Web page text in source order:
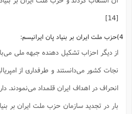
4)حزب ملت ایران بر بنیاد پان ایرانیسم:
از دیگر احزاب تشکیل دهنده جبهه ملی
نجات کشور می‌دانستند و طرفداری از
انحراف در اهداف ایران قلمداد می‌نمودند.